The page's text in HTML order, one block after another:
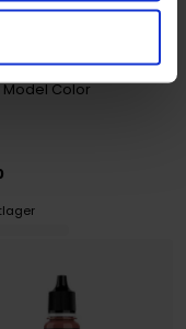
Dark Purple 18
Color